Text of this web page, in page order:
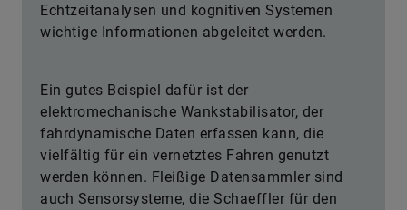
Echtzeitanalysen und kognitiven Systemen
wichtige Informationen abgeleitet werden.
Ein gutes Beispiel dafür ist der
elektromechanische Wankstabilisator, der
fahrdynamische Daten erfassen kann, die
vielfältig für ein vernetztes Fahren genutzt
werden können. Fleißige Datensammler sind
auch Sensorsysteme, die Schaeffler für den